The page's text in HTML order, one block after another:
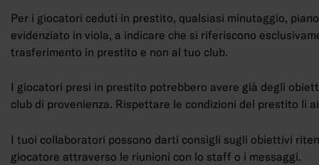
Per i giocatori ceduti in prestito, qualsiasi minutaggio,
evidenziato in viola, a indicare che si riferiscono
trasferimento in prestito e non al tuo club.
I giocatori presi in prestito potrebbero avere già degli
club di provenienza. Rispettare le condizioni del prestito li
I tuoi collaboratori possono darti consigli sugli obiettivi
giocatore attraverso le riunioni con lo staff o i messaggi.